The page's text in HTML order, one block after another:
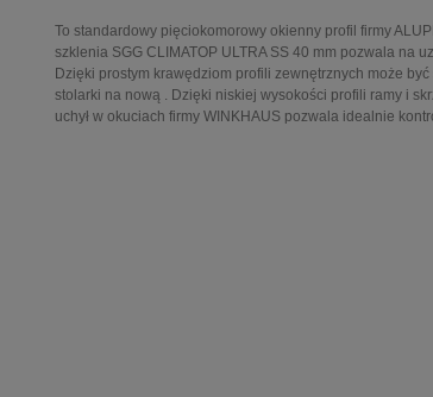
To standardowy pięciokomorowy okienny profil firmy
szklenia SGG CLIMATOP ULTRA SS 40 mm pozwala na
Dzięki prostym krawędziom profili zewnętrznych może
stolarki na nową . Dzięki niskiej wysokości profili ramy i
uchył w okuciach firmy WINKHAUS pozwala idealnie